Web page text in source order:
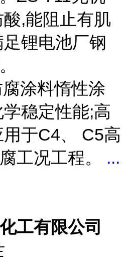
,能阻止有肌
锂电池厂钢
涂料惰性涂
稳定性能;高
于C4、 C5高
工况工程。 ...
工有限公司